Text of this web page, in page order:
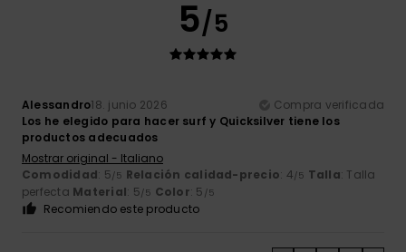
5/5
Alessandro18. junio 2026
Compra verificada
Los he elegido para hacer surf y Quicksilver tiene los
productos adecuados
Mostrar original - Italiano
Comodidad: 5/5 Relación calidad-precio: 4/5 Talla: Talla
perfecta Material: 5/5 Color: 5 /5
Recomiendo este producto